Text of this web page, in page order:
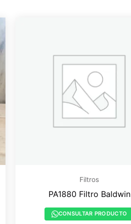
Filtros
PA1880 Filtro Baldwin
CONSULTAR PRODUCTO